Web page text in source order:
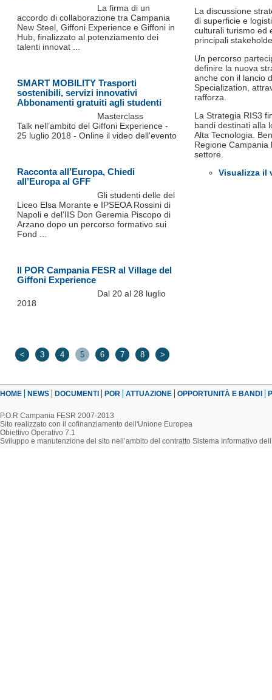
La discussione
di superficie e
culturali turismo ed
principali
Un percorso
definire la nuova
anche con il lancio
Specialization,
rafforza.
La Strategia RIS3
bandi destinati alla
Alta Tecnologia.
Regione
settore.
Visualizza il
La firma di un
accordo di collaborazione tra Campania
New Steel, Giffoni Experience e Giffoni in
Hub, finalizzato al potenziamento dei
talenti innovat ...
SMART MOBILITY Trasporti
sostenibili, servizi innovativi
Abbonamenti gratuiti agli studenti
Masterclass
Talk nell’ambito del Giffoni Experience -
25 luglio 2018 - Online il video dell'evento
Racconta all’Europa, Chiedi
all’Europa al GFF
Gli studenti delle del
Liceo Elsa Morante e IPSEOA Rossini di
Napoli e del’IIS Don Geremia Piscopo di
Arzano dopo un percorso formativo sui
Fond ...
Il POR Campania FESR al Village del
Giffoni Experience
Dal 20 al 28 luglio
2018
< 3 4 5 6 7 8 >
HOME NEWS DOCUMENTI POR ATTUAZIONE OPPORTUNITÀ E BANDI
P.O.R Campania FESR 2007-2013
Sito realizzato con il cofinanziamento dell'Unione Europea
Obiettivo Operativo 7.1
Sviluppo e manutenzione del sito nell’ambito del contratto Sistema Informativo